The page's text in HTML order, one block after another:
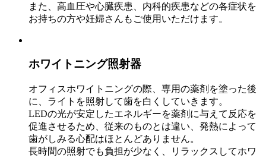
また、高血圧や心臓疾患、内科的疾患などの各症状を
お持ちの方や妊婦さんもご使用いただけます。
ホワイトニング照射器
オフィスホワイトニングの際、専用の薬剤を塗った後
に、ライトを照射して歯を白くしていきます。
LEDの光が安定したエネルギーを薬剤に与えて反応を
促進させるため、従来のものとは違い、発熱によって
歯がしみる心配はほとんどありません。
長時間の照射でも負担が少なく、リラックスしてホワ